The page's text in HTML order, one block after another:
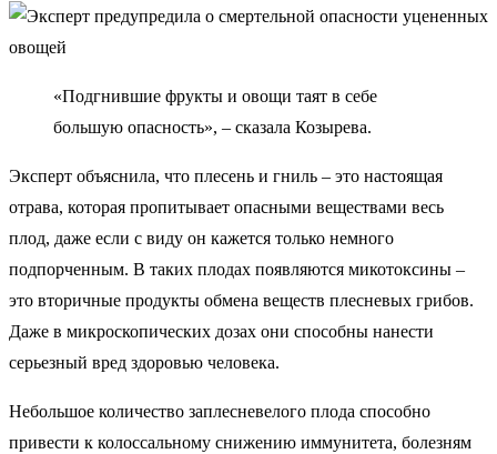
«Подгнившие фрукты и овощи таят в себе
большую опасность», – сказала Козырева.
Эксперт объяснила, что плесень и гниль – это настоящая
отрава, которая пропитывает опасными веществами весь
плод, даже если с виду он кажется только немного
подпорченным. В таких плодах появляются микотоксины –
это вторичные продукты обмена веществ плесневых грибов.
Даже в микроскопических дозах они способны нанести
серьезный вред здоровью человека.
Небольшое количество заплесневелого плода способно
привести к колоссальному снижению иммунитета, болезням